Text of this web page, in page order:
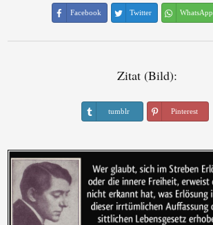
Facebook Twitter WhatsApp
Zitat (Bild):
tumblr Pinterest